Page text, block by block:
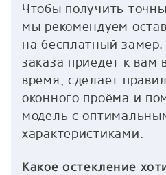
Чтобы получить
мы рекомендуем
на бесплатный
заказа приедет к вам
время, сделает
оконного проёма и
модель с
характеристиками.
Какое остекление